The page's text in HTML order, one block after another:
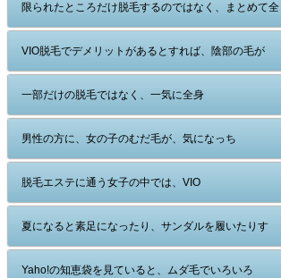
限られたところだけ脱毛するのではなく、まとめて全
VIO脱毛でデメリットがあるとすれば、陰部の毛が
一部だけの脱毛ではなく、一気に全身
男性の方に、女の子のむだ毛が、気になっち
脱毛エステに通う女子の中では、VIO
夏になると素足になったり、サンダルを履いたりす
Yaho!の知恵袋を見ていると、ムダ毛でいろいろ